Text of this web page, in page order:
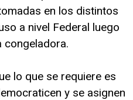
en los distintos
a nivel Federal luego
congeladora.
lo que se requiere es
y se asignen